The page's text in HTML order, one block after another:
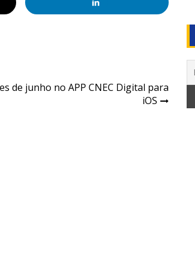
de junho no APP CNEC Digital para
iOS